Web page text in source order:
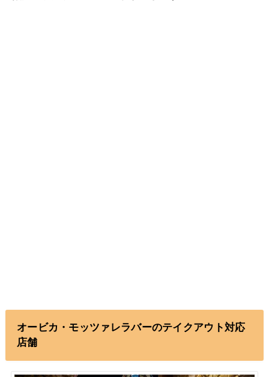
オービカ・モッツァレラバーのテイクアウト対応
店舗